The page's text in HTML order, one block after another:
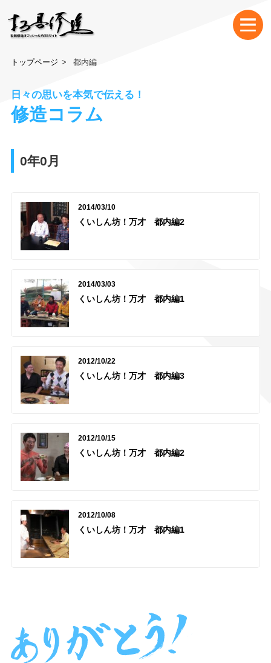
トップページ 都内編
日々の思いを本気で伝える！
修造コラム
0年0月
2014/03/10
くいしん坊！万才 都内編2
2014/03/03
くいしん坊！万才 都内編1
2012/10/22
くいしん坊！万才 都内編3
2012/10/15
くいしん坊！万才 都内編2
2012/10/08
くいしん坊！万才 都内編1